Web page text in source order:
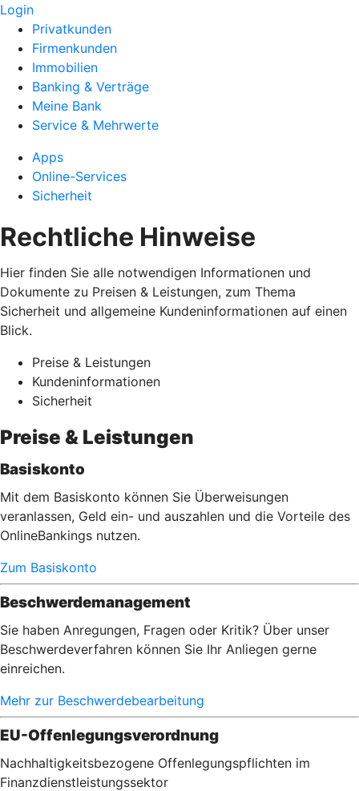
Login
Privatkunden
Firmenkunden
Immobilien
Banking & Verträge
Meine Bank
Service & Mehrwerte
Apps
Online-Services
Sicherheit
Rechtliche Hinweise
Hier finden Sie alle notwendigen Informationen und
Dokumente zu Preisen & Leistungen, zum Thema
Sicherheit und allgemeine Kundeninformationen auf einen
Blick.
Preise & Leistungen
Kundeninformationen
Sicherheit
Preise & Leistungen
Basiskonto
Mit dem Basiskonto können Sie Überweisungen
veranlassen, Geld ein- und auszahlen und die Vorteile des
OnlineBankings nutzen.
Zum Basiskonto
Beschwerdemanagement
Sie haben Anregungen, Fragen oder Kritik? Über unser
Beschwerdeverfahren können Sie Ihr Anliegen gerne
einreichen.
Mehr zur Beschwerdebearbeitung
EU-Offenlegungsverordnung
Nachhaltigkeitsbezogene Offenlegungspflichten im
Finanzdienstleistungssektor